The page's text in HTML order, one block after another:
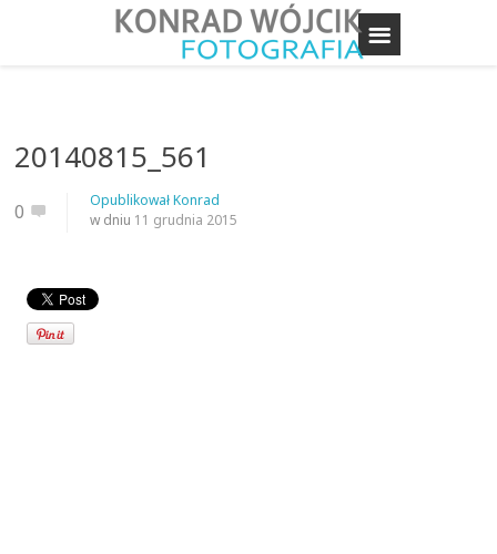
20140815_561
0 OpublikowałKonrad
w dniu 11 grudnia 2015